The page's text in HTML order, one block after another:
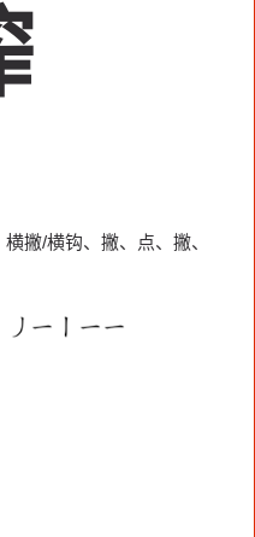
撇/横钩、撇、点、撇、